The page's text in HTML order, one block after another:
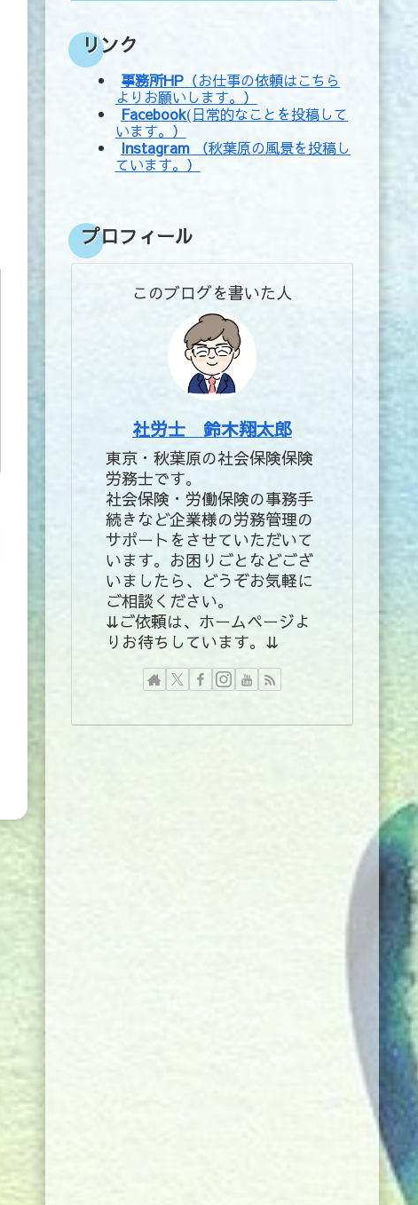
リンク
事務所HP （お仕事の依頼はこちら
よりお願いします。）
Facebook(日常的なことを投稿して
います。）
Instagram （秋葉原の風景を投稿し
ています。）
プロフィール
このブログを書いた人
社労士 鈴木翔太郎
東京・秋葉原の社会保険保険
労務士です。
社会保険・労働保険の事務手
続きなど企業様の労務管理の
サポートをさせていただいて
います。お困りごとなどござ
いましたら、どうぞお気軽に
ご相談ください。
⇊ご依頼は、ホームページよ
りお待ちしています。⇊